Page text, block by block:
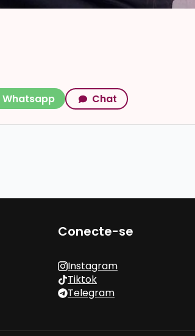
Whatsapp Chat
Conecte-se
Instagram
Tiktok
Telegram